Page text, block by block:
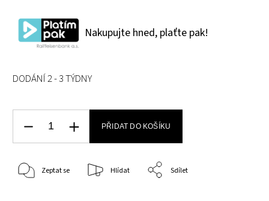
Nakupujte hned, plaťte pak!
DODÁNÍ 2 - 3 TÝDNY
PŘIDAT DO KOŠÍKU
Zeptat se Hlídat Sdílet